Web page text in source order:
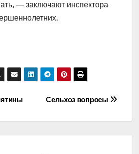
— заключают инспектора
Сельхоз вопросы